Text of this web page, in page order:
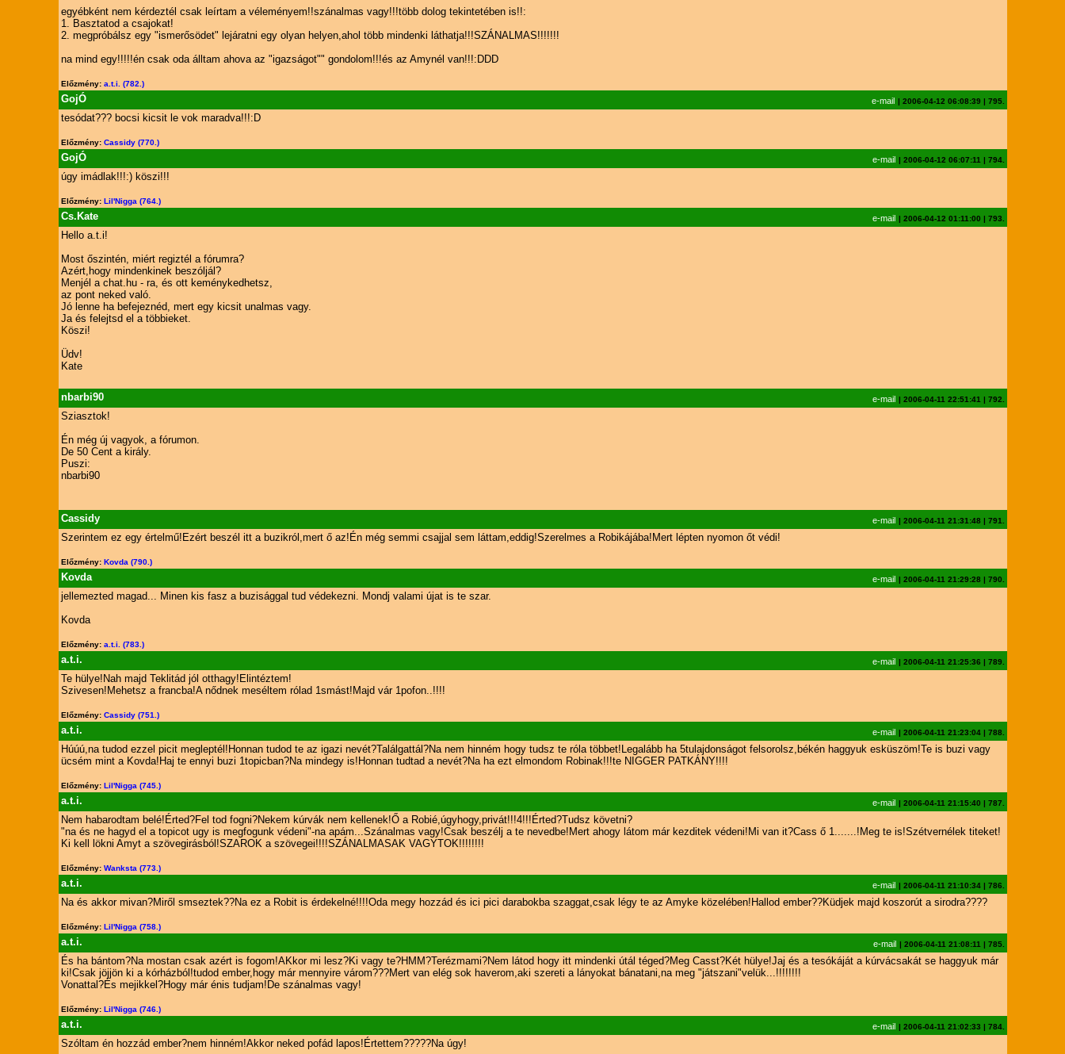
egyébként nem kérdeztél csak leírtam a véleményem!!szánalmas vagy!!!több dolog tekintetében is!!:
1. Basztatod a csajokat!
2. megpróbálsz egy "ismerősödet" lejáratni egy olyan helyen,ahol több mindenki láthatja!!!SZÁNALMAS!!!!!!!
na mind egy!!!!!én csak oda álltam ahova az "igazságot"" gondolom!!!és az Amynél van!!!:DDD
Előzmény: a.t.i. (782.)
GojÓ e-mail | 2006-04-12 06:08:39 | 795.
tesódat??? bocsi kicsit le vok maradva!!!:D
Előzmény: Cassidy (770.)
GojÓ e-mail | 2006-04-12 06:07:11 | 794.
úgy imádlak!!!:) köszi!!!
Előzmény: Lil'Nigga (764.)
Cs.Kate e-mail | 2006-04-12 01:11:00 | 793.
Hello a.t.i!
Most őszintén, miért regiztél a fórumra?
Azért,hogy mindenkinek beszóljál?
Menjél a chat.hu - ra, és ott keménykedhetsz,
az pont neked való.
Jó lenne ha befejeznéd, mert egy kicsit unalmas vagy.
Ja és felejtsd el a többieket.
Köszi!
Üdv!
Kate
nbarbi90 e-mail | 2006-04-11 22:51:41 | 792.
Sziasztok!
Én még új vagyok, a fórumon.
De 50 Cent a király.
Puszi:
nbarbi90
Cassidy e-mail | 2006-04-11 21:31:48 | 791.
Szerintem ez egy értelmű!Ezért beszél itt a buzikról,mert ő az!Én még semmi csajjal sem láttam,eddig!Szerelmes a Robikájába!Mert lépten nyomon őt védi!
Előzmény: Kovda (790.)
Kovda e-mail | 2006-04-11 21:29:28 | 790.
jellemezted magad... Minen kis fasz a buzisággal tud védekezni. Mondj valami újat is te szar.
Kovda
Előzmény: a.t.i. (783.)
a.t.i. e-mail | 2006-04-11 21:25:36 | 789.
Te hülye!Nah majd Teklitád jól otthagy!Elintéztem!
Szivesen!Mehetsz a francba!A nődnek meséltem rólad 1smást!Majd vár 1pofon..!!!!
Előzmény: Cassidy (751.)
a.t.i. e-mail | 2006-04-11 21:23:04| 788.
Húúú,na tudod ezzel picit megleptél!Honnan tudod te az igazi nevét?Találgattál?Na nem hinném hogy tudsz te róla többet!Legalább ha 5tulajdonságot felsorolsz,békén haggyuk esküszöm!Te is buzi vagy
ücsém mint a Kovda!Haj te ennyi buzi 1topicban?Na mindegy is!Honnan tudtad a nevét?Na ha ezt elmondom Robinak!!!te NIGGER PATKÁNY!!!!
Előzmény: Lil'Nigga (745.)
a.t.i. e-mail | 2006-04-11 21:15:40 | 787.
Nem habarodtam belé!Érted?Fel tod fogni?Nekem kúrvák nem kellenek!Ő a Robié,úgyhogy,privát!!!4!!!Érted?Tudsz követni?
"na és ne hagyd el a topicot ugy is megfogunk védeni"-na apám...Szánalmas vagy!Csak beszélj a te nevedbe!Mert ahogy látom már kezditek védeni!Mi van it?Cass ő 1.......!Meg te is!Szétvernélek titeket!
Ki kell lökni Amyt a szövegirásból!SZAROK a szövegei!!!!SZÁNALMASAK VAGYTOK!!!!!!!!
Előzmény: Wanksta (773.)
a.t.i. e-mail | 2006-04-11 21:10:34| 786.
Na és akkor mivan?Miről smseztek??Na ez a Robit is érdekelné!!!!Oda megy hozzád és ici pici darabokba szaggat,csak légy te az Amyke közelében!Hallod ember??Küdjek majd koszorút a sirodra????
Előzmény: Lil'Nigga (758.)
a.t.i. e-mail | 2006-04-11 21:08:11 | 785.
És ha bántom?Na mostan csak azért is fogom!AKkor mi lesz?Ki vagy te?HMM?Terézmami?Nem látod hogy itt mindenki útál téged?Meg Casst?Két hülye!Jaj és a tesókáját a kúrvácsakát se haggyuk már
ki!Csak jöjjön ki a kórházból!tudod ember,hogy már mennyire várom???Mert van elég sok haverom,aki szereti a lányokat bánatani,na meg "játszani"velük...!!!!!!!!
Vonattal?És mejikkel?Hogy már énis tudjam!De szánalmas vagy!
Előzmény: Lil'Nigga (746.)
a.t.i. e-mail | 2006-04-11 21:02:33 | 784.
Szóltam én hozzád ember?nem hinném!Akkor neked pofád lapos!Értettem?????Na úgy!